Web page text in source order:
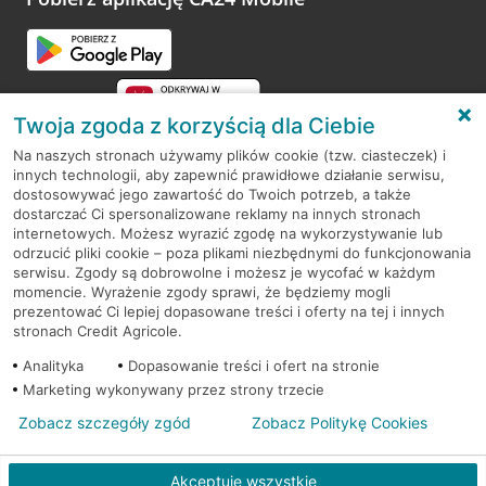
RODO
Regulamin serwisu
Mapa serwisu
PolitykaCookies
© 2026 Credit Agricole Bank Polska S.A. Wszelkie prawa zastrzeżone
Twoja zgoda z korzyścią dla Ciebie
Na naszych stronach używamy plików cookie (tzw. ciasteczek) i
innych technologii, aby zapewnić prawidłowe działanie serwisu,
dostosowywać jego zawartość do Twoich potrzeb, a także
dostarczać Ci spersonalizowane reklamy na innych stronach
internetowych. Możesz wyrazić zgodę na wykorzystywanie lub
odrzucić pliki cookie – poza plikami niezbędnymi do funkcjonowania
serwisu. Zgody są dobrowolne i możesz je wycofać w każdym
momencie. Wyrażenie zgody sprawi, że będziemy mogli
prezentować Ci lepiej dopasowane treści i oferty na tej i innych
stronach Credit Agricole.
Analityka
Dopasowanie treści i ofert na stronie
Marketing wykonywany przez strony trzecie
Akceptuję wszystkie
Zobacz szczegóły zgód Zobacz Politykę Cookies